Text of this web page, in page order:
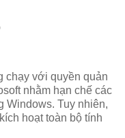
chạy với quyền quản
nhằm hạn chế các
Windows. Tuy nhiên,
hoạt toàn bộ tính